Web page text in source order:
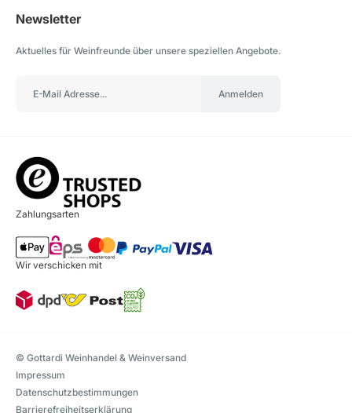
Newsletter
Aktuelles für Weinfreunde über unsere speziellen Angebote.
Anmelden
Zahlungsarten
Wir verschicken mit
© Gottardi Weinhandel & Weinversand
Impressum
Datenschutzbestimmungen
Barrierefreiheitserklärung